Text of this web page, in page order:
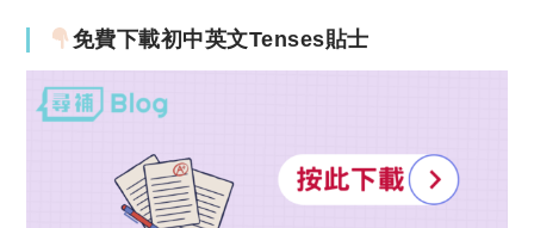
免費下載初中英文Tenses貼士